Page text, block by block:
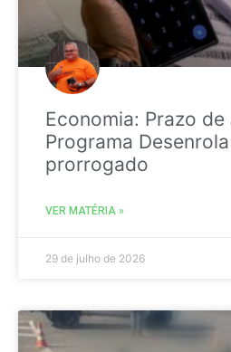
Economia: Prazo
Programa
prorrogado
VER MATÉRIA »
29 de julho de 2026